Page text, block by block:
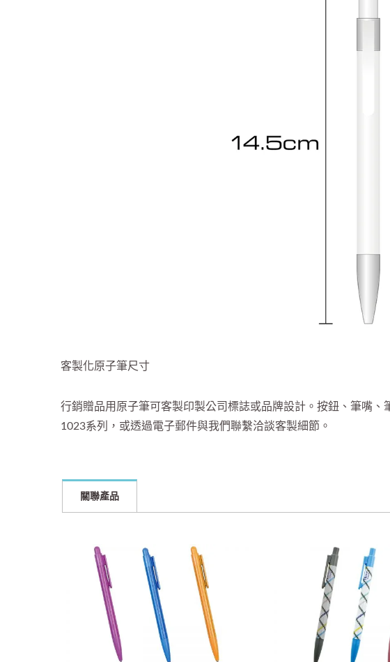
客製化原子筆尺寸
行銷贈品用原子筆可客製印製公司標誌或品牌設計。按鈕、筆嘴
1023系列，或透過電子郵件與我們聯繫洽談客製細節。
關聯產品
客製化造型原